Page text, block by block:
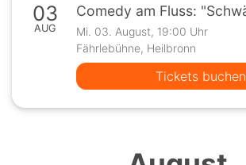
03
AUG
Mi. 03. August, 19:00 Uhr
Fährlebühne, Heilbronn
Tickets buchen